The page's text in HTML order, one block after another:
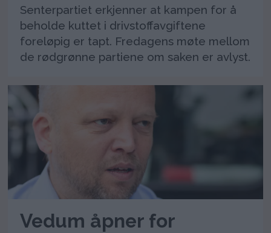
Senterpartiet erkjenner at kampen for å
beholde kuttet i drivstoffavgiftene
foreløpig er tapt. Fredagens møte mellom
de rødgrønne partiene om saken er avlyst.
Vedum åpner for